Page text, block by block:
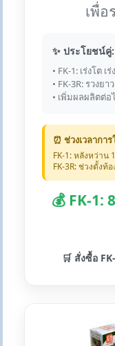
เพื่อ
✨ ประโยชน์คู่:
• FK-1: เร่งโต เ
• FK-3R: รวงย
• เพิ่มผลผลิตต่อ
⏰ ช่วงเวลาการ
FK-1: หลังหว่าน
FK-3R: ช่วงตั้งท้
💰 FK-1:
🛒 สั่งซื้อ